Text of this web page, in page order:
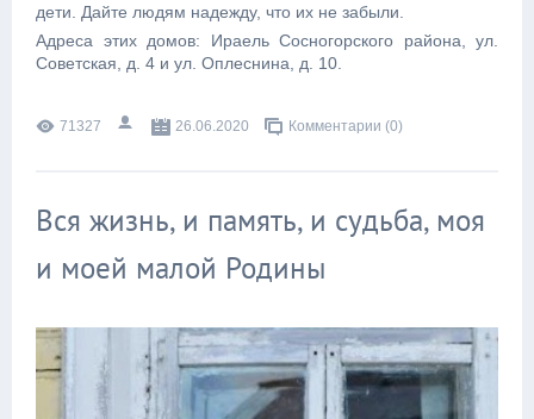
дети. Дайте людям надежду, что их не забыли.
Адреса этих домов: Ираель Сосногорского района, ул.
Советская, д. 4 и ул. Оплеснина, д. 10.
71327 26.06.2020 Комментарии (0)
Вся жизнь, и память, и судьба, моя
и моей малой Родины